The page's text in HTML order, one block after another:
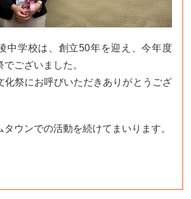
中学校は、創立50年を迎え、今年度
ございました。
化祭にお呼びいただきありがとうござ
タウンでの活動を続けてまいります。